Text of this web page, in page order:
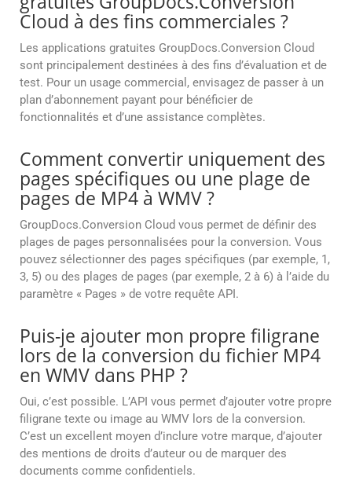
Cloud à des fins commerciales ?
Les applications gratuites GroupDocs.Conversion Cloud
sont principalement destinées à des fins d’évaluation et de
test. Pour un usage commercial, envisagez de passer à un
plan d’abonnement payant pour bénéficier de
fonctionnalités et d’une assistance complètes.
Comment convertir uniquement des
pages spécifiques ou une plage de
pages de MP4 à WMV ?
GroupDocs.Conversion Cloud vous permet de définir des
plages de pages personnalisées pour la conversion. Vous
pouvez sélectionner des pages spécifiques (par exemple, 1,
3, 5) ou des plages de pages (par exemple, 2 à 6) à l’aide du
paramètre « Pages » de votre requête API.
Puis-je ajouter mon propre filigrane
lors de la conversion du fichier MP4
en WMV dans PHP ?
Oui, c’est possible. L’API vous permet d’ajouter votre propre
filigrane texte ou image au WMV lors de la conversion.
C’est un excellent moyen d’inclure votre marque, d’ajouter
des mentions de droits d’auteur ou de marquer des
documents comme confidentiels.